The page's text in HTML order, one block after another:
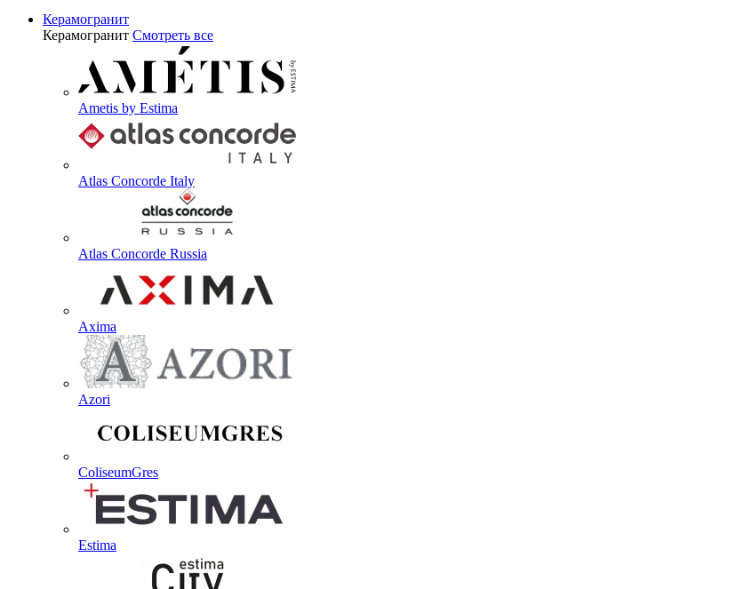
Керамогранит
Керамогранит Смотреть все
Ametis by Estima
Atlas Concorde Italy
Atlas Concorde Russia
Axima
Azori
ColiseumGres
Estima